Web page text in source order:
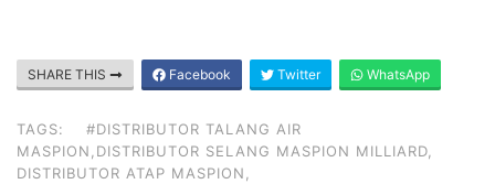
SHARE THIS Facebook Twitter WhatsApp
TAGS:
#DISTRIBUTOR TALANG AIR
MASPION,DISTRIBUTOR SELANG MASPION MILLIARD,
DISTRIBUTOR ATAP MASPION,